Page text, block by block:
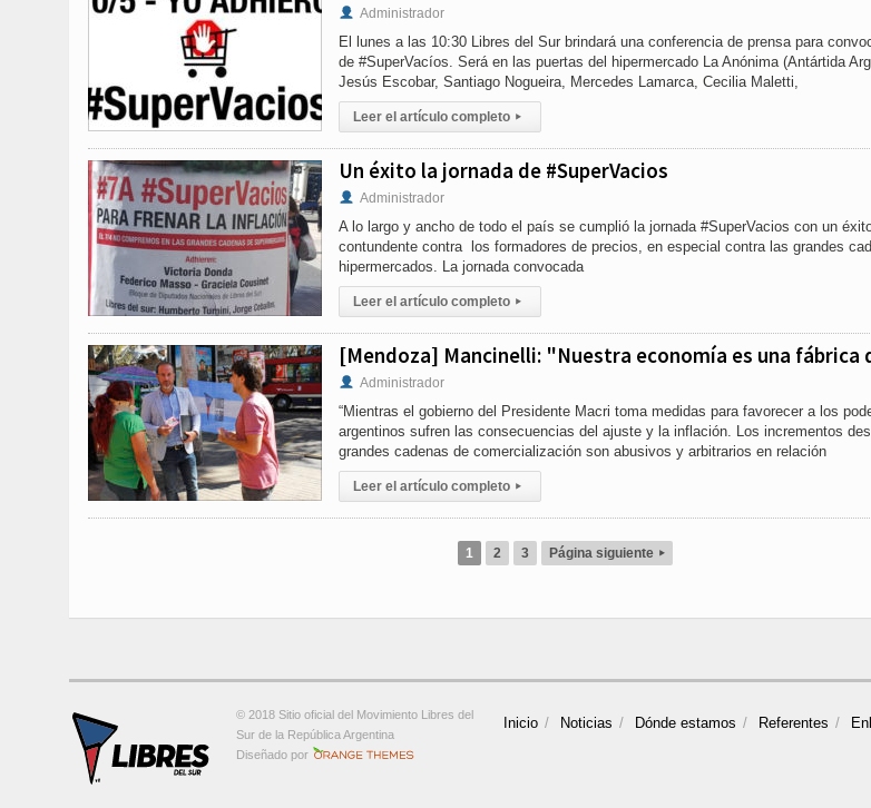
Administrador
El lunes a las 10:30 Libres del Sur brindará una conferencia de prensa para
de #SuperVacíos. Será en las puertas del hipermercado La Anónima (Antártida
Jesús Escobar, Santiago Nogueira, Mercedes Lamarca, Cecilia Maletti,
Leer el artículo completo ▸
Un éxito la jornada de #SuperVacios
Administrador
A lo largo y ancho de todo el país se cumplió la jornada #SuperVacios con un
contundente contra los formadores de precios, en especial contra las grandes
hipermercados. La jornada convocada
Leer el artículo completo ▸
[Mendoza] Mancinelli: "Nuestra economía es una fábrica
Administrador
“Mientras el gobierno del Presidente Macri toma medidas para favorecer a los
argentinos sufren las consecuencias del ajuste y la inflación. Los incrementos
grandes cadenas de comercialización son abusivos y arbitrarios en relación
Leer el artículo completo ▸
1 2 3 Página siguiente ▸
Inicio Noticias Dónde estamos Referentes
© 2018 Sitio oficial del Movimiento Libres del
Sur de la República Argentina
Diseñado por
Orange-Themes.com